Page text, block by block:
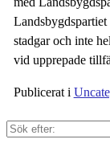
stadgar och inte
vid upprepade
Publicerat i
Sök